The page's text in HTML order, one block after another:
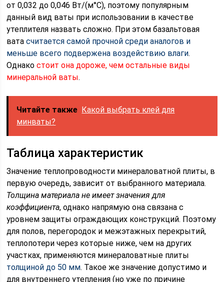
от 0,032 до 0,046 Вт/(м°C), поэтому популярным
данный вид ваты при использовании в качестве
утеплителя назвать сложно. При этом базальтовая
ватасчитается самой прочной среди аналогов и
меньше всего подвержена воздействию влаги.
Однакостоит она дороже, чем остальные виды
минеральной ваты.
Читайте также Какой выбрать клей для
минваты?
Таблица характеристик
Значение теплопроводности минераловатной плиты, в
первую очередь, зависит от выбранного материала.
Толщина материала не имеет значения для
коэффициента, однако напрямую она связана с
уровнем защиты ограждающих конструкций. Поэтому
для полов, перегородок и межэтажных перекрытий,
теплопотери через которые ниже, чем на других
участках, применяются минераловатные плиты
толщиной до 50 мм. Такое же значение допустимо и
для внутреннего утепления (но уже по причине